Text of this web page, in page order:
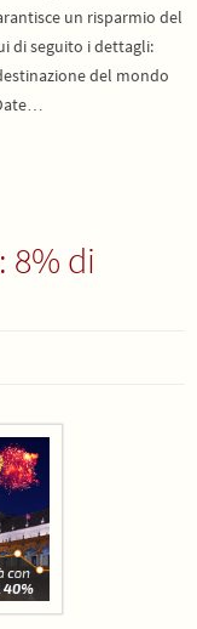
un risparmio del
di seguito i dettagli:
del mondo
8% di